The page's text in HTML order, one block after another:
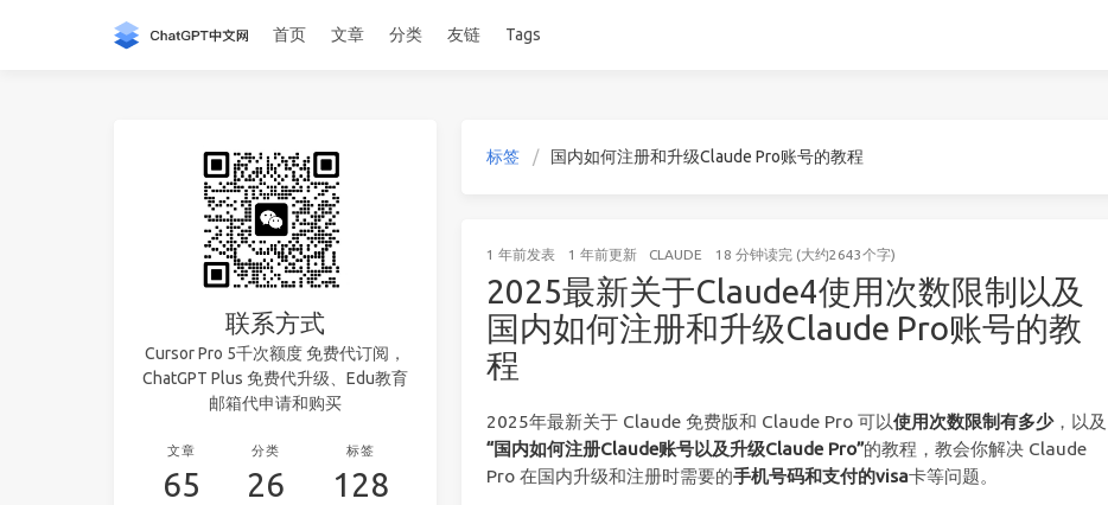
首页 文章 分类 友链 Tags
标签 国内如何注册和升级Claude Pro账号的教程
1 年前发表 1 年前更新 CLAUDE 18 分钟读完 (大约2643个字)
2025最新关于Claude4使用次数限制以及
国内如何注册和升级Claude Pro账号的教
程
2025年最新关于 Claude 免费版和 Claude Pro 可以使用次数限制有多少，以及
“国内如何注册Claude账号以及升级Claude Pro”的教程，教会你解决 Claude
Pro 在国内升级和注册时需要的手机号码和支付的visa卡等问题。
联系方式
Cursor Pro 5千次额度 免费代订阅，
ChatGPT Plus 免费代升级、Edu教育
邮箱代申请和购买
文章
65
分类
26
标签
128